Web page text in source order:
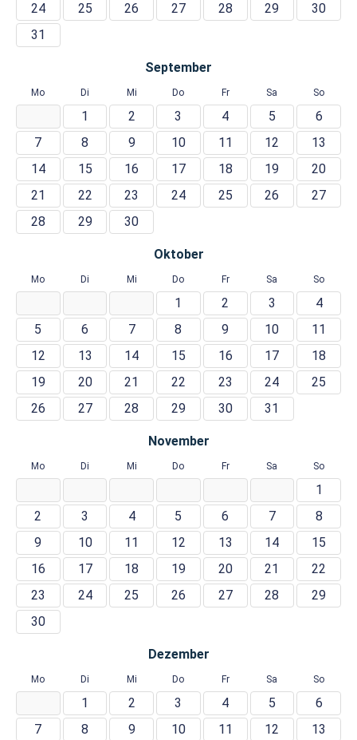
24
25 26 27 28 29
30
31
September
Mo Di Mi Do Fr Sa So
1 2 3 4 5
6
7
8 9 10 11 12
13
14
15 16 17 18 19
20
21
22 23 24 25 26
27
28
29 30
Oktober
Mo Di Mi Do Fr Sa So
1 2 3
4
5
6 7 8 9 10
11
12
13 14 15 16 17
18
19
20 21 22 23 24
25
26
27 28 29 30 31
November
Mo Di Mi Do Fr Sa So
1
2
3 4 5 6 7
8
9
10 11 12 13 14
15
16
17 18 19 20 21
22
23
24 25 26 27 28
29
30
Dezember
Mo Di Mi Do Fr Sa So
1 2 3 4 5
6
7
8 9 10 11 12
13